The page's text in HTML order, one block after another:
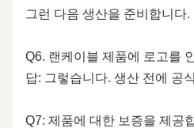
그런 다음 생산을 준비합니다.
Q6. 랜케이블 제품에 로고를
답: 그렇습니다. 생산 전에 공
Q7: 제품에 대한 보증을 제공